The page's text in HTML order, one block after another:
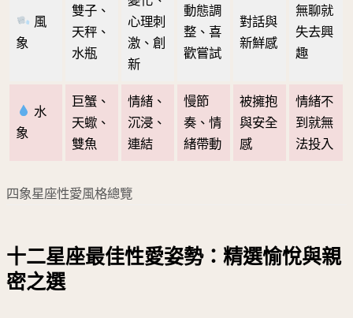
風
象
雙子、
天秤、
水瓶
心理刺
激、創
新
動態調
整、喜
歡嘗試
對話與
新鮮感
無聊就
失去興
趣
水
象
巨蟹、
天蠍、
雙魚
情緒、
沉浸、
連結
慢節
奏、情
緒帶動
被擁抱
與安全
感
情緒不
到就無
法投入
四象星座性愛風格總覽
十二星座最佳性愛姿勢：精選愉悅與親
密之選